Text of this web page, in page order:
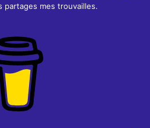
partages mes trouvailles.